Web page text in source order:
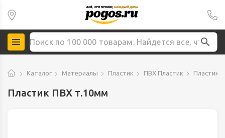
Каталог Материалы Пластик ПВХ Пластик Пластик
Пластик ПВХ т.10мм